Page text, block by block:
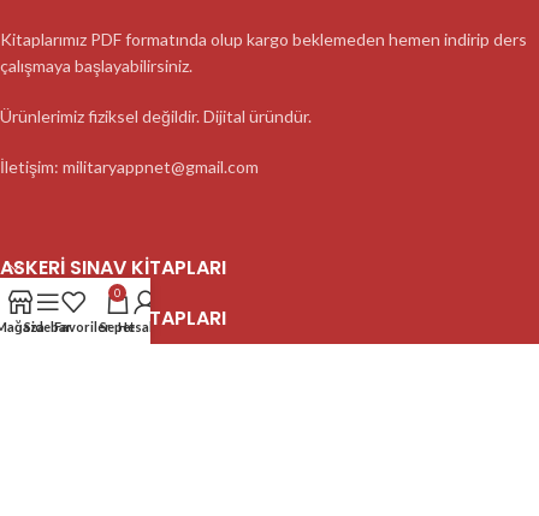
Kitaplarımız PDF formatında olup kargo beklemeden hemen indirip ders
çalışmaya başlayabilirsiniz.
Ürünlerimiz fiziksel değildir. Dijital üründür.
İletişim: militaryappnet@gmail.com
ASKERI SINAV KITAPLARI
ASKERI SINAV KITAPLARI
SidebarFavoriler
0
SepetHesabım